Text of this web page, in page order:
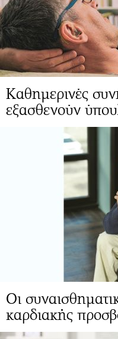
Καθημερινές
εξασθενούν
Οι
καρδιακής